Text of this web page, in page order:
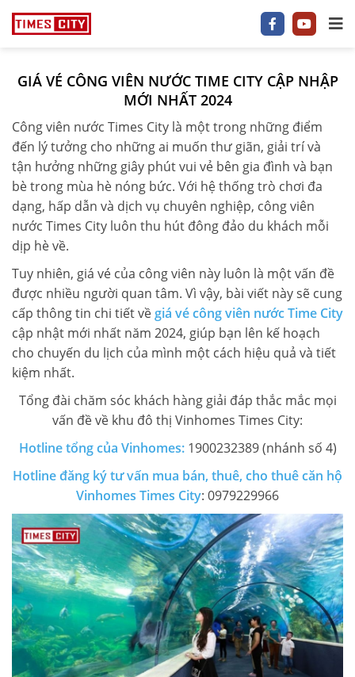
1 P/NGỦ
2 P/NGỦ
3–5 P/NGỦ
TIMES CITY
PARK HILL
PARK PREMIUM
TIN TỨC
VIDEO
LIÊN HỆ TIMES CITY
GIÁ VÉ CÔNG VIÊN NƯỚC TIME CITY CẬP NHẬP
MỚI NHẤT 2024
Công viên nước Times City là một trong những điểm
đến lý tưởng cho những ai muốn thư giãn, giải trí và
tận hưởng những giây phút vui vẻ bên gia đình và bạn
bè trong mùa hè nóng bức. Với hệ thống trò chơi đa
dạng, hấp dẫn và dịch vụ chuyên nghiệp, công viên
nước Times City luôn thu hút đông đảo du khách mỗi
dịp hè về.
Tuy nhiên, giá vé của công viên này luôn là một vấn đề
được nhiều người quan tâm. Vì vậy, bài viết này sẽ cung
cấp thông tin chi tiết về giá vé công viên nước Time City
cập nhật mới nhất năm 2024, giúp bạn lên kế hoạch
cho chuyến du lịch của mình một cách hiệu quả và tiết
kiệm nhất.
Tổng đài chăm sóc khách hàng giải đáp thắc mắc mọi
vấn đề về khu đô thị Vinhomes Times City:
Hotline tổng của Vinhomes:1900232389 (nhánh số 4)
Hotline đăng ký tư vấn mua bán, thuê, cho thuê căn hộ
Vinhomes Times City: 0979229966